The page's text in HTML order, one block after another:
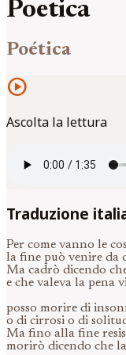
Poetica
Poética
play_circle
Ascolta la lettura
Traduzione
Per come vanno le
la fine può venire da
Ma cadrò dicendo
e che valeva la pena
posso morire di
o di cirrosi o di
Ma fino alla fine
morirò dicendo che